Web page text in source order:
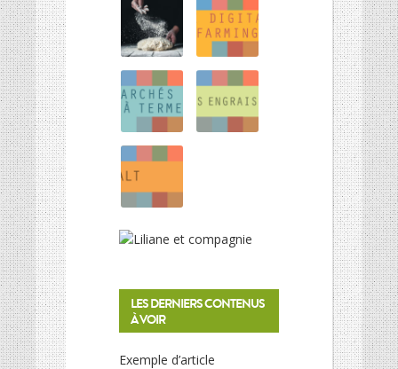
LES DERNIERS CONTENUS
À VOIR
Exemple d’article